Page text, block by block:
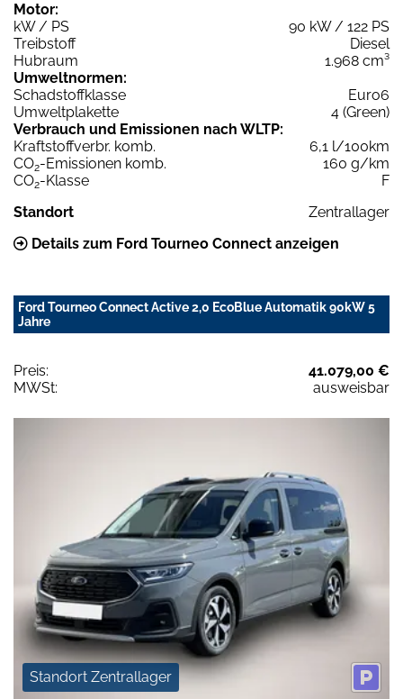
Motor:
kW / PS
90 kW / 122 PS
Treibstoff
Diesel
Hubraum
1.968 cm³
Umweltnormen:
Schadstoffklasse
Euro6
Umweltplakette
4 (Green)
Verbrauch und Emissionen nach WLTP:
Kraftstoffverbr. komb.
6,1 l/100km
CO2-Emissionen komb.
160 g/km
CO2-Klasse
F
Standort
Zentrallager
Details zum Ford Tourneo Connect anzeigen
Ford Tourneo Connect Active 2,0 EcoBlue Automatik 90kW 5
Jahre
Preis:
41.079,00 €
MWSt:
ausweisbar
Standort Zentrallager